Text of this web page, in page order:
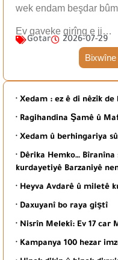
wek endam beşdar
Ev gaveke girîng e ji…
Gotar 2026-07-29
Bixwîne
· Xedam : ez ê di nêzîk
· Ragihandina Şamê û
· Xedam û berhingariya
· Dêrika Hemko…
kurdayetiyê Barzaniyê
· Heyva Avdarê û miletê
· Daxuyanî bo raya giştî
· Nisrîn Melekî: Ev 17 car
· Kampanya 100 hezar